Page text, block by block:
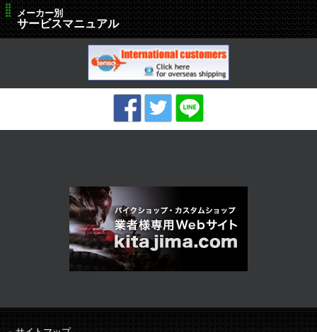
メーカー別
サービスマニュアル